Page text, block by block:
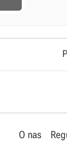
O nas